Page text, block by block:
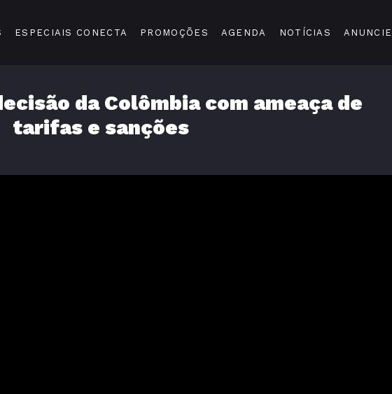
ESPECIAIS CONECTA PROMOÇÕES AGENDA NOTÍCIAS ANUNCIE
da Colômbia com ameaça de
tarifas e sanções